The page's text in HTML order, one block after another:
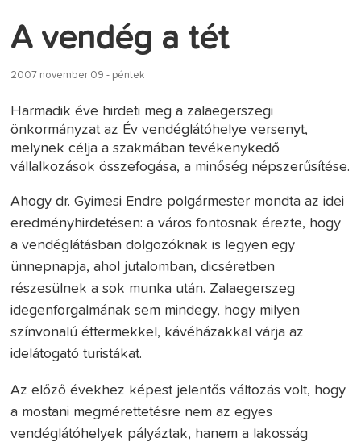
A vendég a tét
2007 november 09 - péntek
Harmadik éve hirdeti meg a zalaegerszegi
önkormányzat az Év vendéglátóhelye versenyt,
melynek célja a szakmában tevékenykedő
vállalkozások összefogása, a minőség népszerűsítése.
Ahogy dr. Gyimesi Endre polgármester mondta az idei
eredményhirdetésen: a város fontosnak érezte, hogy
a vendéglátásban dolgozóknak is legyen egy
ünnepnapja, ahol jutalomban, dicséretben
részesülnek a sok munka után. Zalaegerszeg
idegenforgalmának sem mindegy, hogy milyen
színvonalú éttermekkel, kávéházakkal várja az
idelátogató turistákat.
Az előző évekhez képest jelentős változás volt, hogy
a mostani megmérettetésre nem az egyes
vendéglátóhelyek pályáztak, hanem a lakosság